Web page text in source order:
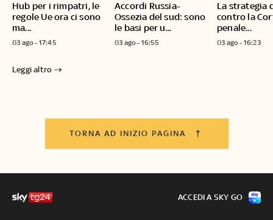
Hub per i rimpatri, le
regole Ue ora ci sono
ma...
03 ago - 17:45
Accordi Russia-
Ossezia del sud: sono
le basi per u...
03 ago - 16:55
La strategia
contro la
penale...
03 ago - 16:23
Leggi altro
TORNA AD INIZIO PAGINA
ACCEDI A SKY GO